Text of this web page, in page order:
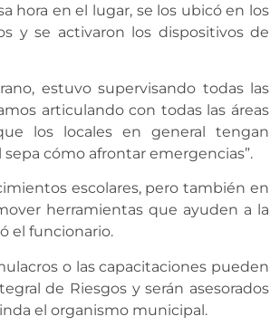
hora en el lugar, se los ubicó en los
y se activaron los dispositivos de
estuvo supervisando todas las
articulando con todas las áreas
los locales en general tengan
cómo afrontar emergencias”.
escolares, pero también en
herramientas que ayuden a la
el funcionario.
o las capacitaciones pueden
de Riesgos y serán asesorados
el organismo municipal.